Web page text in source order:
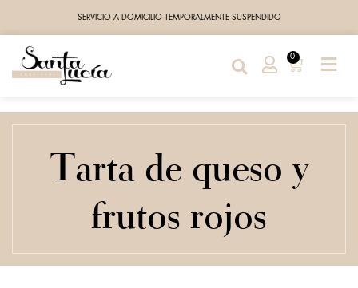
SERVICIO A DOMICILIO TEMPORALMENTE SUSPENDIDO
0
Tarta de queso y
frutos rojos